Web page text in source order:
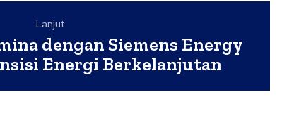
Lanjut
dengan Siemens Energy
Energi Berkelanjutan